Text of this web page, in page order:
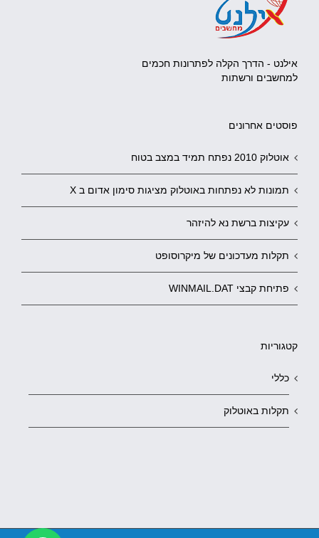
אילנט - הדרך הקלה לפתרונות חכמים
למחשבים ורשתות
פוסטים אחרונים
אוטלוק 2010 נפתח תמיד במצב בטוח
תמונות לא נפתחות באוטלוק מציגות סימון אדום ב X
עקיצות ברשת נא להיזהר
תקלות מעדכונים של מיקרוסופט
פתיחת קבצי WINMAIL.DAT
קטגוריות
כללי
תקלות באוטלוק